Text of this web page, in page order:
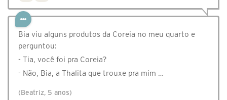
Bia viu alguns produtos da Coreia no meu quarto e
perguntou:
- Tia, você foi pra Coreia?
- Não, Bia, a Thalita que trouxe pra mim …
(Beatriz, 5 anos)